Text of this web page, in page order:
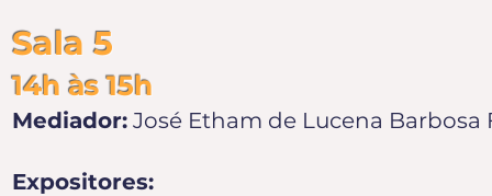
Sala 5
14h às 15h
Mediador: José Etham de Lucena Barbosa
Expositores: